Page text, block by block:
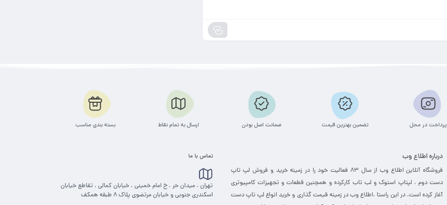
پرداخت در محل تضمین بهترین قیمت ضمانت اصل بودن ارسال به تمام نقاط بسته بندی مناسب
درباره اطلاع وب
فروشگاه آنلاین اطلاع وب از سال 83 فعالیت خود را در زمینه خرید و فروش لپ تاپ
دست دوم ، لپتاپ استوک و لب تاب کارکرده و همچنین قطعات و تجهیزات کامپیوتری
آغاز کرده است. در این راستا ،‌اطلاع وب در زمینه قیمت گذاری و خرید انواع لپ تاپ دست
تماس با ما
تهران ، میدان حر ، خ امام خمینی ، خیابان کمالی ، تقاطع خیابان
اسکندری جنوبی و خیابان مرتضوی پلاک 8 طبقه همکف